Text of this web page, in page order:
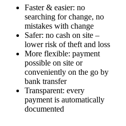
Faster & easier: no
searching for change, no
mistakes with change
Safer: no cash on site –
lower risk of theft and loss
More flexible: payment
possible on site or
conveniently on the go by
bank transfer
Transparent: every
payment is automatically
documented